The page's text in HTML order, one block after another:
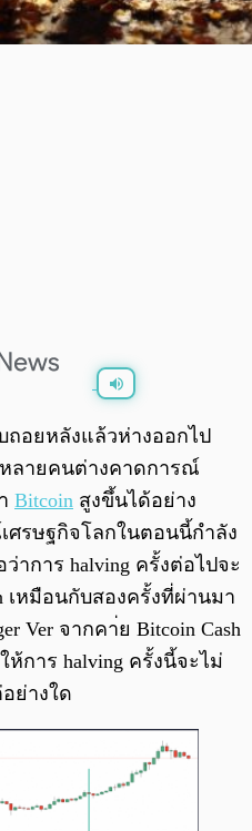
0:00 0:00
ถอยหลังแล้วห่างออกไป
หลายคนต่างคาดการณ์
Bitcoin สูงขึ้นได้อย่าง
รษฐกิจโลกในตอนนี้กำลัง
าการ halving ครั้งต่อไปจะ
เหมือนกับสองครั้งที่ผ่านมา
Ver จากคา่ย Bitcoin Cash
การ halving ครั้งนี้จะไม่
ย่างใด